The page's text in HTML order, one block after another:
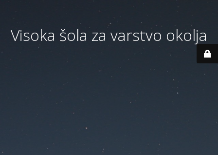
Visoka šola za varstvo okolja